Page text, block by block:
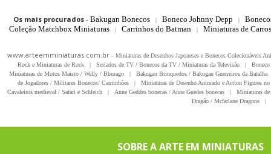
Os mais procurados- Bakugan Bonecos | Boneco Johnny Depp |
Coleção Matchbox Miniaturas
| Carrinhos do Batman | Miniaturas de
www.arteemminiaturas.com.br - Miniaturas de Desenhos Japoneses e Bonecos Colecionáveis
Rock e Miniaturas de Rock
| Seriados de TV / Bonecos da TV / Miniaturas da Televisão |
Miniaturas de Motos Maisto / Welly / Bburago
| Bakugan Brinquedos / Bakugan Guerreiros da Batalha
de Jogadores / Militares Bonecos/ Caminhões
|
Miniaturas de Desenho Animado e Action Figures
Cavaleiros medieval / Safari e Schleich
| Anne Geddes bonecas / Anne Guedes bonecas |
Miniaturas
Dragão / Mcfarlane Dragons
|
SOBRE A ARTE EM MINIATURAS